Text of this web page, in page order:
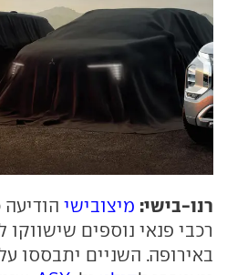
רנו-בישי: מיצובישי
רכבי פנאי נוספים
באירופה. השניים יתבססו